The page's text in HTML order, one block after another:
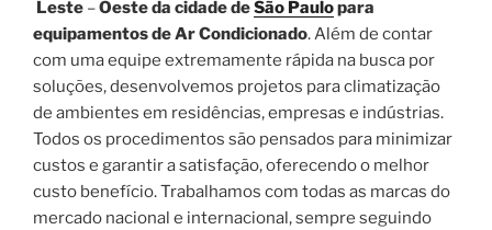
Leste –Oeste da cidade deSão Paulopara
equipamentos de Ar Condicionado. Além de contar
com uma equipe extremamente rápida na busca por
soluções, desenvolvemos projetos para climatização
de ambientes em residências, empresas e indústrias.
Todos os procedimentos são pensados para minimizar
custos e garantir a satisfação, oferecendo o melhor
custo benefício. Trabalhamos com todas as marcas do
mercado nacional e internacional, sempre seguindo